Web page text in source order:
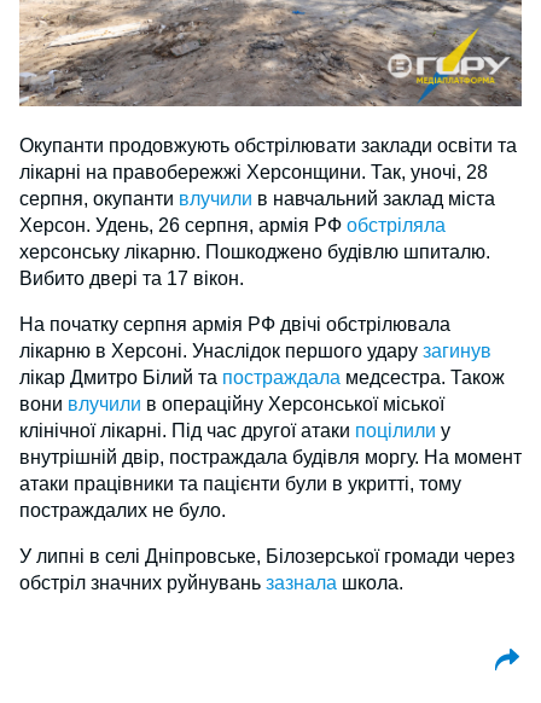
Окупанти продовжують обстрілювати заклади освіти та
лікарні на правобережжі Херсонщини. Так, уночі, 28
серпня, окупанти влучили в навчальний заклад міста
Херсон. Удень, 26 серпня, армія РФ
херсонську лікарню. Пошкоджено будівлю шпиталю.
Вибито двері та 17 вікон.
На початку серпня армія РФ двічі обстрілювала
лікарню в Херсоні. Унаслідок першого удару
лікар Дмитро Білий та постраждала медсестра. Також
вони влучили в операційну Херсонської міської
клінічної лікарні. Під час другої атаки поцілили у
внутрішній двір, постраждала будівля моргу. На момент
атаки працівники та пацієнти були в укритті, тому
постраждалих не було.
У липні в селі Дніпровське, Білозерської громади через
обстріл значних руйнувань зазнала школа.